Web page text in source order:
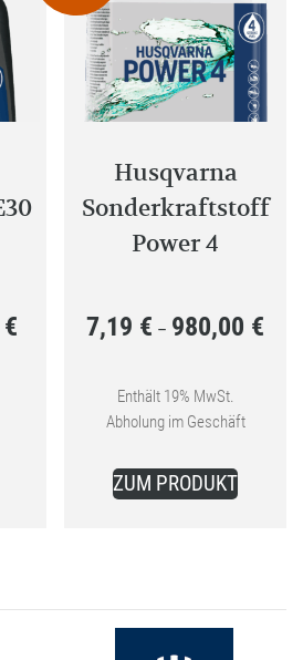
€Preisspanne:
Husqvarna
Sonderkraftstoff
Power 4
7,19 € – 980,00 €
Enthält 19% MwSt.
Abholung im Geschäft
ZUM PRODUKTProdukt
auf.